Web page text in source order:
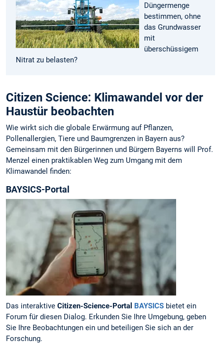
Düngermenge
bestimmen, ohne
das Grundwasser
mit
überschüssigem
Nitrat zu belasten?
Citizen Science: Klimawandel vor der
Haustür beobachten
Wie wirkt sich die globale Erwärmung auf Pflanzen,
Pollenallergien, Tiere und Baumgrenzen in Bayern aus?
Gemeinsam mit den Bürgerinnen und Bürgern Bayerns will Prof.
Menzel einen praktikablen Weg zum Umgang mit dem
Klimawandel finden:
BAYSICS-Portal
Das interaktive Citizen-Science-Portal BAYSICS bietet ein
Forum für diesen Dialog. Erkunden Sie Ihre Umgebung, geben
Sie Ihre Beobachtungen ein und beteiligen Sie sich an der
Forschung.